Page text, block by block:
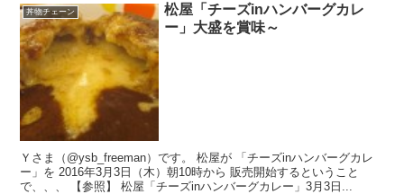
丼物チェーン
松屋「チーズinハンバーグカレ
ー」大盛を賞味～
Ｙさま（@ysb_freeman）です。 松屋が 「チーズinハンバーグカレ
ー」を 2016年3月3日（木）朝10時から 販売開始するということ
で、、、 【参照】 松屋「チーズinハンバーグカレー」3月3日...